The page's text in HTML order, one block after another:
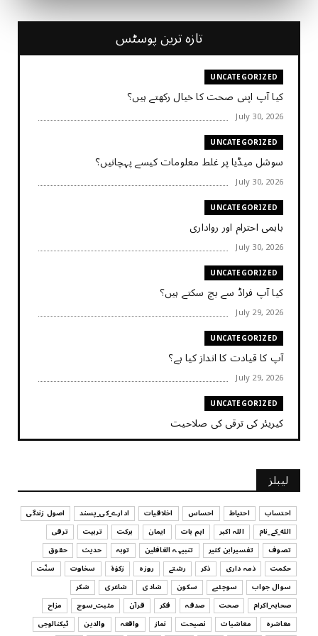
تازہ ترین پوسٹس
UNCATEGORIZED
کیا آپ اپنی صحت کا خیال رکھتے ہیں؟
July 30, 2026
UNCATEGORIZED
سوشل میڈیا پر غلط معلومات کیسے پہچانیں؟
July 30, 2026
UNCATEGORIZED
باہمی احترام اور رواداری
July 30, 2026
UNCATEGORIZED
کیا آپ فراڈ سے بچ سکتے ہیں؟
July 29, 2026
UNCATEGORIZED
آپ کا قیادت کا انداز کیا ہے؟
July 29, 2026
UNCATEGORIZED
کیریئر کی ترقی کی صلاحیت
July 29, 2026
UNCATEGORIZED
کیا آپ اپنے باس کو مؤثر طریقے سے منظم کر رہے ہیں
July 29, 2026
UNCATEGORIZED
اس وقت آپ کا موڈ کیسا ہے؟
July 29, 2026
UNCATEGORIZED
قرض لینے اور دینے میں ہوشیاری
لیبلز
احتساب احتیاط احساس اخلاقیات ادارے_کی_پسند
اصول زندگی
الله_کے_نام
اللہ اکبر اہم بات ایمان برکت تربیت
ترقی
تصوف
تفسیرابن کثیر تنبیہہ الغافلین توبہ حدیث
حقوق
حکمت
ذمہ داری ذکر رشتے روزہ زکوٰۃ سخاوت
سنّت
سوال جواب
سوچئیے سکون شادی شاعری
شکر
صحابہ_اکرام
صحت صدقہ فکر قرآن مثبت_سوچ
مزاح
معاشرہ
معاشیات نصیحت نماز واقعہ والدین
ٹیکنالوجی